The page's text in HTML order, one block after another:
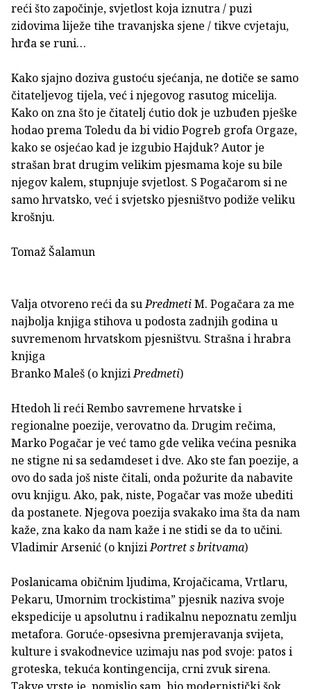
reći što započinje, svjetlost koja iznutra / puzi
zidovima liježe tihe travanjska sjene / tikve cvjetaju,
hrđa se runi…
Kako sjajno doziva gustoću sjećanja, ne dotiče se samo
čitateljevog tijela, već i njegovog rasutog micelija.
Kako on zna što je čitatelj ćutio dok je uzbuđen pješke
hodao prema Toledu da bi vidio Pogreb grofa Orgaze,
kako se osjećao kad je izgubio Hajduk? Autor je
strašan brat drugim velikim pjesmama koje su bile
njegov kalem, stupnjuje svjetlost. S Pogačarom si ne
samo hrvatsko, već i svjetsko pjesništvo podiže veliku
krošnju.
Tomaž Šalamun
Valja otvoreno reći da suPredmetiM. Pogačara za me
najbolja knjiga stihova u podosta zadnjih godina u
suvremenom hrvatskom pjesništvu. Strašna i hrabra
knjiga
Branko Maleš (o knjiziPredmeti)
Htedoh li reći Rembo savremene hrvatske i
regionalne poezije, verovatno da. Drugim rečima,
Marko Pogačar je već tamo gde velika većina pesnika
ne stigne ni sa sedamdeset i dve. Ako ste fan poezije, a
ovo do sada još niste čitali, onda požurite da nabavite
ovu knjigu. Ako, pak, niste, Pogačar vas može ubediti
da postanete. Njegova poezija svakako ima šta da nam
kaže, zna kako da nam kaže i ne stidi se da to učini.
Vladimir Arsenić (o knjiziPortret s britvama)
Poslanicama običnim ljudima, Krojačicama, Vrtlaru,
Pekaru, Umornim trockistima” pjesnik naziva svoje
ekspedicije u apsolutnu i radikalnu nepoznatu zemlju
metafora. Goruće-opsesivna premjeravanja svijeta,
kulture i svakodnevice uzimaju nas pod svoje: patos i
groteska, tekuća kontingencija, crni zvuk sirena.